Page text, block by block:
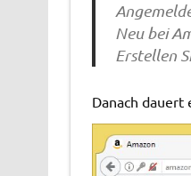
Neu bei
Erstellen
Danach